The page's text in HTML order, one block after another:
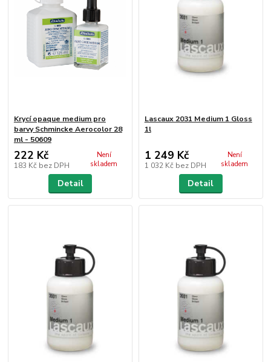
Krycí opaque medium pro
barvy Schmincke Aerocolor 28
ml - 50609
222 Kč
183 Kč bez DPH
Není
skladem
Detail
Lascaux 2031 Medium 1 Gloss
1l
1 249 Kč
1 032 Kč bez DPH
Není
skladem
Detail